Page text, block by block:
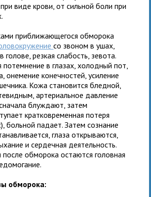
при виде крови, от сильной боли при
приближающегося обморока
со звоном в ушах,
голове, резкая слабость, зевота.
потемнение в глазах, холодный пот,
онемение конечностей, усиление
Кожа становится бледной,
артериальное давление
блуждают, затем
кратковременная потеря
больной падает. Затем сознание
глаза открываются,
и сердечная деятельность.
обморока остаются головная
обморока: